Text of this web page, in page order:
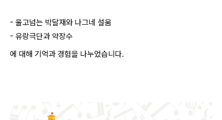
- 울고넘는 박달재와 나그네 설움
- 유랑극단과 약장수
에 대해 기억과 경험을 나누었습니다.